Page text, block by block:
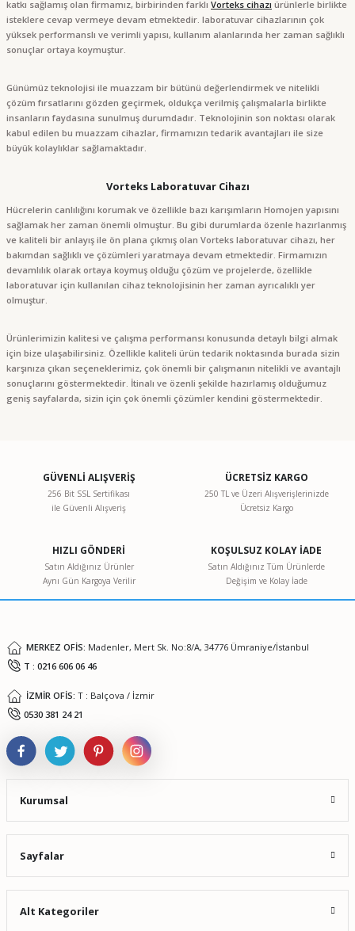
katkı sağlamış olan firmamız, birbirinden farklı Vorteks cihazı ürünlerle birlikte
isteklere cevap vermeye devam etmektedir. laboratuvar cihazlarının çok
yüksek performanslı ve verimli yapısı, kullanım alanlarında her zaman sağlıklı
sonuçlar ortaya koymuştur.
Günümüz teknolojisi ile muazzam bir bütünü değerlendirmek ve nitelikli
çözüm fırsatlarını gözden geçirmek, oldukça verilmiş çalışmalarla birlikte
insanların faydasına sunulmuş durumdadır. Teknolojinin son noktası olarak
kabul edilen bu muazzam cihazlar, firmamızın tedarik avantajları ile size
büyük kolaylıklar sağlamaktadır.
Vorteks Laboratuvar Cihazı
Hücrelerin canlılığını korumak ve özellikle bazı karışımların Homojen yapısını
sağlamak her zaman önemli olmuştur. Bu gibi durumlarda özenle hazırlanmış
ve kaliteli bir anlayış ile ön plana çıkmış olan Vorteks laboratuvar cihazı, her
bakımdan sağlıklı ve çözümleri yaratmaya devam etmektedir. Firmamızın
devamlılık olarak ortaya koymuş olduğu çözüm ve projelerde, özellikle
laboratuvar için kullanılan cihaz teknolojisinin her zaman ayrıcalıklı yer
olmuştur.
Ürünlerimizin kalitesi ve çalışma performansı konusunda detaylı bilgi almak
için bize ulaşabilirsiniz. Özellikle kaliteli ürün tedarik noktasında burada sizin
karşınıza çıkan seçeneklerimiz, çok önemli bir çalışmanın nitelikli ve avantajlı
sonuçlarını göstermektedir. İtinalı ve özenli şekilde hazırlamış olduğumuz
geniş sayfalarda, sizin için çok önemli çözümler kendini göstermektedir.
GÜVENLİ ALIŞVERİŞ
256 Bit SSL Sertifikası
ile Güvenli Alışveriş
ÜCRETSİZ KARGO
250 TL ve Üzeri Alışverişlerinizde
Ücretsiz Kargo
HIZLI GÖNDERİ
Satın Aldığınız Ürünler
Aynı Gün Kargoya Verilir
KOŞULSUZ KOLAY İADE
Satın Aldığınız Tüm Ürünlerde
Değişim ve Kolay İade
MERKEZ OFİS: Madenler, Mert Sk. No:8/A, 34776 Ümraniye/İstanbul
T : 0216 606 06 46
İZMİR OFİS: T : Balçova / İzmir
0530 381 24 21
Kurumsal
Sayfalar
Alt Kategoriler